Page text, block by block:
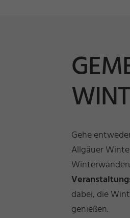
Gehe
Allgäuer
dabei, die
genießen.